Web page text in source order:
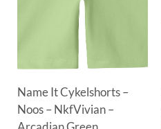
Name It Cykelshorts –
Noos – NkfVivian –
Arcadian Green